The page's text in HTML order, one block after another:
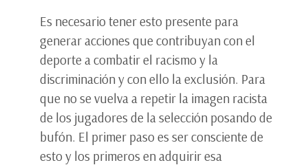
Es necesario tener esto presente para
generar acciones que contribuyan con el
deporte a combatir el racismo y la
discriminación y con ello la exclusión. Para
que no se vuelva a repetir la imagen racista
de los jugadores de la selección posando de
bufón. El primer paso es ser consciente de
esto y los primeros en adquirir esa